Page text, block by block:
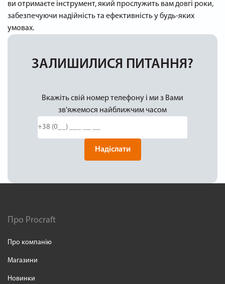
ви отримаєте інструмент, який прослужить вам довгі роки,
забезпечуючи надійність та ефективність у будь-яких
умовах.
ЗАЛИШИЛИСЯ ПИТАННЯ?
Вкажіть свій номер телефону і ми з Вами
зв'яжемося найближчим часом
Надіслати
Про Procraft
Про компанію
Магазини
Новинки